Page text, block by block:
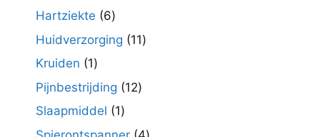
Hartziekte 66
producten
Huidverzorging 1111
Kruiden 11
product
Pijnbestrijding 1212
Slaapmiddel 11
product
4